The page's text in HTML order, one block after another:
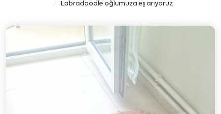
Labradoodle oğlumuza eş arıyoruz